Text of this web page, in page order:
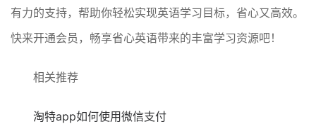
有力的支持，帮助你轻松实现英语学习目标，省心又高效。
快来开通会员，畅享省心英语带来的丰富学习资源吧！
相关推荐
淘特app如何使用微信支付